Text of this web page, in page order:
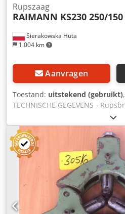
Sierakowska Huta
1.004 km
Rupszaag
RAIMANN KS230 250/150
Aanvragen
Toestand: uitstekend (gebruikt)
TECHNISCHE GEGEVENS -
Asbreedte: 350 mm -
schijfdiameter: 400 mm -
Maximale zaaghoogte: 150 mm
doorlaat: 700 mm - Tafellengte:
Palmechanisme - Aandrukas,
Aandrukas, glad - As met
2 stuks Onderzijde: -
Palmechanisme - Rupsband
500 mm - Aantal rollen: 3 stuks
aanhaaltafel (l/b/h):